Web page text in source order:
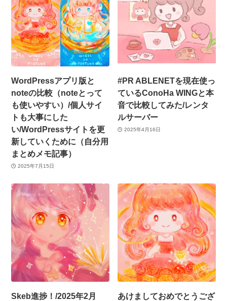
WordPressアプリ版と
noteの比較（noteとって
も使いやすい）/個人サイ
トも大事にした
い/WordPressサイトを更
新していくために（自分用
まとめメモ記事）
2025年7月15日
#PR ABLENETを現在使っ
ているConoHa WINGと本
音で比較してみた/レンタ
ルサーバー
2025年4月16日
Skeb進捗！/2025年2月
あけましておめでとうござ